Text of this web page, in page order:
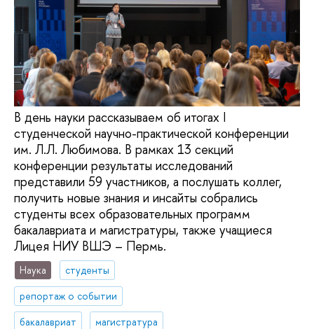
В день науки рассказываем об итогах I
студенческой научно-практической конференции
им. Л.Л. Любимова. В рамках 13 секций
конференции результаты исследований
представили 59 участников, а послушать коллег,
получить новые знания и инсайты собрались
студенты всех образовательных программ
бакалавриата и магистратуры, также учащиеся
Лицея НИУ ВШЭ – Пермь.
Наука
студенты
репортаж о событии
бакалавриат
магистратура